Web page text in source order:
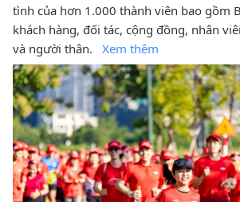
tình của hơn 1.000 thành viên bao gồm
khách hàng, đối tác, cộng đồng, nhân
và người thân.
Xem thêm